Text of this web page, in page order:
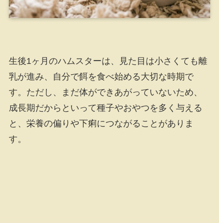
生後1ヶ月のハムスターは、見た目は小さくても離
乳が進み、自分で餌を食べ始める大切な時期で
す。ただし、まだ体ができあがっていないため、
成長期だからといって種子やおやつを多く与える
と、栄養の偏りや下痢につながることがありま
す。